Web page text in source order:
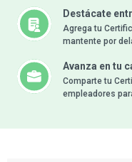
Destácate
Agrega tu
mantente por
Avanza en tu
Comparte tu
empleadores